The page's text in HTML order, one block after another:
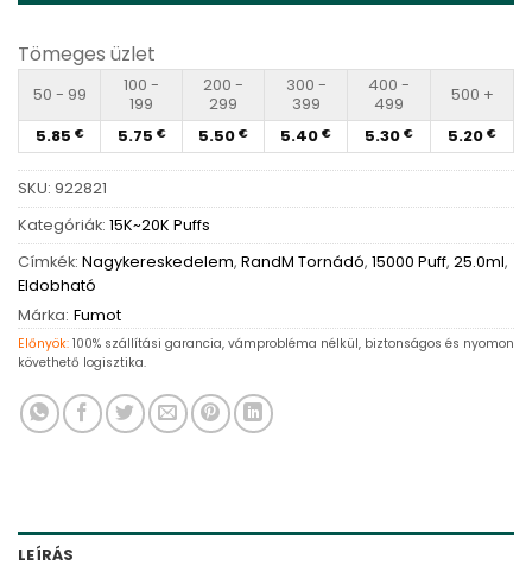
Tömeges üzlet
50 - 99
100 -
199
200 -
299
300 -
399
400 -
499
500 +
5.85 € 5.75 € 5.50 € 5.40 € 5.30 € 5.20 €
SKU: 922821
Kategóriák: 15K~20K Puffs
Címkék: Nagykereskedelem, RandM Tornádó, 15000 Puff, 25.0ml,
Eldobható
Márka: Fumot
Előnyök: 100% szállítási garancia, vámprobléma nélkül, biztonságos és nyomon
követhető logisztika.
LEÍRÁS